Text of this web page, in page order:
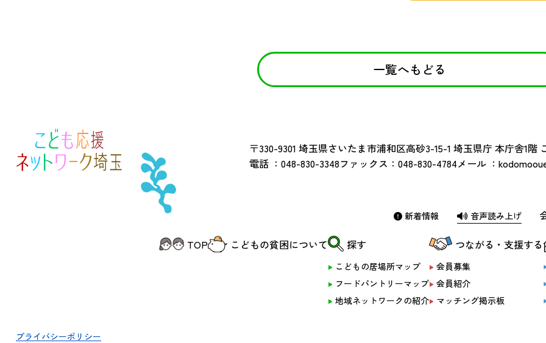
一覧へもどる
〒330-9301 埼玉県さいたま市浦和区高砂3-15-1 埼玉県庁 本庁舎1階
電話 ： 048-830-3348ファックス： 048-830-4784メール ：
新着情報 音声読み上げ
TOP こどもの貧困について 探す
こどもの居場所マップ
フードパントリーマップ
地域ネットワークの紹介
つながる・支援する
会員募集
会員紹介
マッチング掲示板
プライバシーポリシー